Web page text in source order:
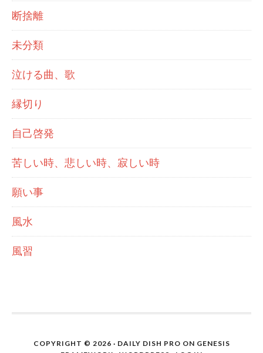
断捨離
未分類
泣ける曲、歌
縁切り
自己啓発
苦しい時、悲しい時、寂しい時
願い事
風水
風習
COPYRIGHT © 2026 · DAILY DISH PRO ON GENESIS